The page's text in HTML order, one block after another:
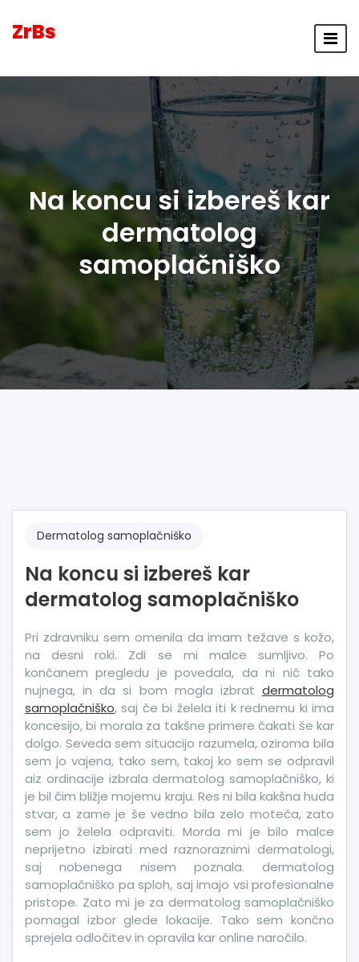
ZrBs
Na koncu si izbereš kar
dermatolog
samoplačniško
Dermatolog samoplačniško
Na koncu si izbereš kar
dermatolog samoplačniško
Pri zdravniku sem omenila da imam težave s kožo,
na desni roki. Zdi se mi malce sumljivo. Po
končanem pregledu je povedala, da ni nič tako
nujnega, in da si bom mogla izbrat dermatolog
samoplačniško, saj če bi želela iti k rednemu ki ima
koncesijo, bi morala za takšne primere čakati še kar
dolgo. Seveda sem situacijo razumela, oziroma bila
sem jo vajena, tako sem, takoj ko sem se odpravil
aiz ordinacije izbrala dermatolog samoplačniško, ki
je bil čim bližje mojemu kraju. Res ni bila kakšna huda
stvar, a zame je še vedno bila zelo moteča, zato
sem jo želela odpraviti. Morda mi je bilo malce
neprijetno izbirati med raznoraznimi dermatologi,
saj nobenega nisem poznala. dermatolog
samoplačniško pa sploh, saj imajo vsi profesionalne
pristope. Zato mi je za dermatolog samoplačniško
pomagal izbor glede lokacije. Tako sem končno
sprejela odločitev in opravila kar online naročilo.